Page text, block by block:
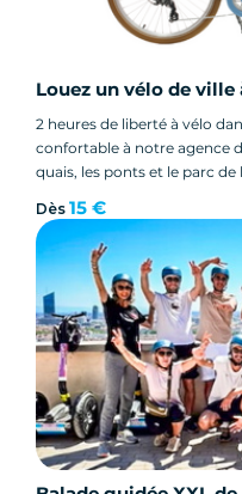
Louez un vélo de ville
2 heures de liberté à vélo
confortable à notre agence
quais, les ponts et le parc de
partir de 15 € - annulation
Dès 15 €